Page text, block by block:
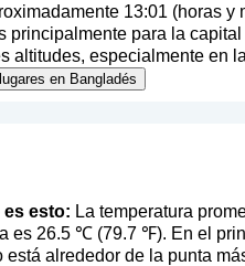
13:01 (horas y
para la
altitudes, especialmente en
en Bangladés
es esto: La temperatura
es 26.5 ℃ (79.7 ℉). En el
está alrededor de la punta